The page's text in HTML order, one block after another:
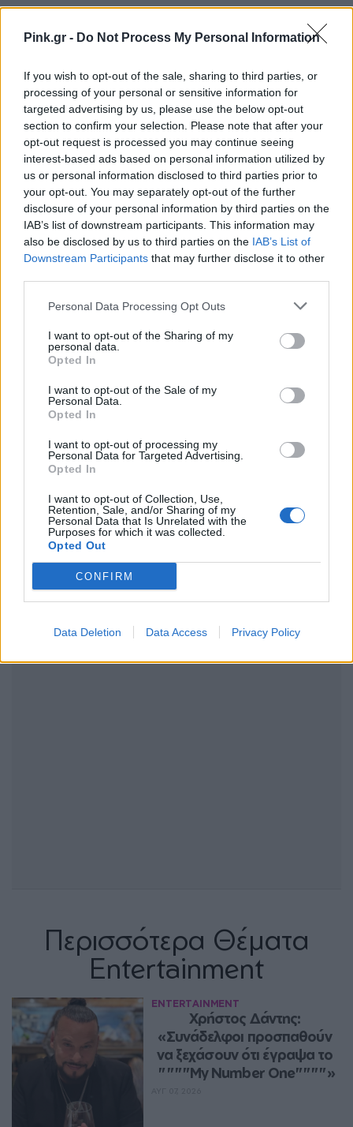
Pink.gr - Do Not Process My Personal Information
If you wish to opt-out of the sale, sharing to third parties, or
processing of your personal or sensitive information for
targeted advertising by us, please use the below opt-out
section to confirm your selection. Please note that after your
opt-out request is processed you may continue seeing
interest-based ads based on personal information utilized by
us or personal information disclosed to third parties prior to
your opt-out. You may separately opt-out of the further
disclosure of your personal information by third parties on the
IAB’s list of downstream participants. This information may
also be disclosed by us to third parties on the IAB’s List of
Downstream Participants that may further disclose it to other
Personal Data Processing Opt Outs
I want to opt-out of the Sharing of my
personal data.
Opted In
I want to opt-out of the Sale of my
Personal Data.
Opted In
I want to opt-out of processing my
Personal Data for Targeted Advertising.
Opted In
I want to opt-out of Collection, Use,
Retention, Sale, and/or Sharing of my
Personal Data that Is Unrelated with the
Purposes for which it was collected.
Opted Out
CONFIRM
Data Deletion Data Access Privacy Policy
ΔΙΑΦΗΜΙΣΗ
Ακολουθήστε το Pink.gr στοGoogle Newsκαι
μάθετε πρώτοιτα πιο hot νέα
Ακολουθήστε το Pink.gr και στο
Instagram
Περισσότερα Θέματα
Entertainment
ENTERTAINMENT
Χρήστος Δάντης:
«Συνάδελφοι προσπαθούν
να ξεχάσουν ότι έγραψα το
""""My Number One""""»